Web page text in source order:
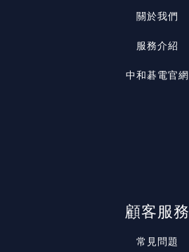
關於我們
服務介紹
中和碁電官網
顧客服務
常見問題